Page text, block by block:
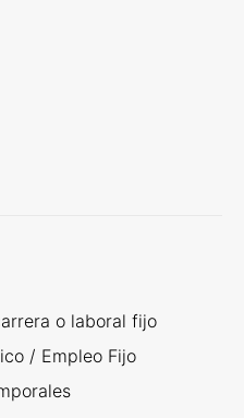
o laboral fijo
/ Empleo Fijo